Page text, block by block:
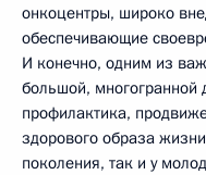
онкоцентры, широко
обеспечивающие
И конечно, одним из
большой, многогранной
профилактика,
здорового образа
поколения, так и у